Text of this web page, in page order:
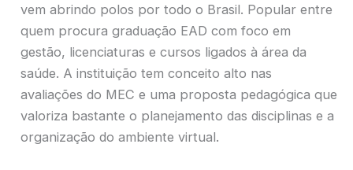
vem abrindo polos por todo o Brasil. Popular entre
quem procura graduação EAD com foco em
gestão, licenciaturas e cursos ligados à área da
saúde. A instituição tem conceito alto nas
avaliações do MEC e uma proposta pedagógica que
valoriza bastante o planejamento das disciplinas e a
organização do ambiente virtual.